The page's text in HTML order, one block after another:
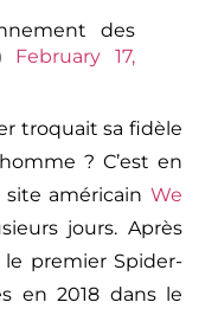
des
February 17,
troquait sa fidèle
? C’est en
américain We
jours. Après
premier Spider-
en 2018 dans le